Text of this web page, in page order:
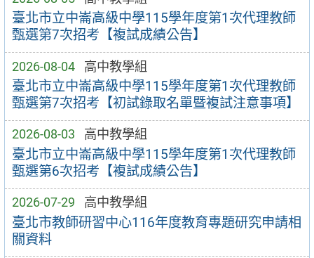
臺北市立中崙高級中學115學年度第1次代理教師
甄選第7次招考【複試成績公告】
2026-08-04 高中教學組
臺北市立中崙高級中學115學年度第1次代理教師
甄選第7次招考【初試錄取名單暨複試注意事項】
2026-08-03 高中教學組
臺北市立中崙高級中學115學年度第1次代理教師
甄選第6次招考【複試成績公告】
2026-07-29 高中教學組
臺北市教師研習中心116年度教育專題研究申請相
關資料